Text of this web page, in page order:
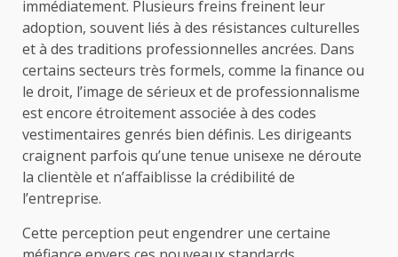
immédiatement. Plusieurs freins freinent leur
adoption, souvent liés à des résistances culturelles
et à des traditions professionnelles ancrées. Dans
certains secteurs très formels, comme la finance ou
le droit, l’image de sérieux et de professionnalisme
est encore étroitement associée à des codes
vestimentaires genrés bien définis. Les dirigeants
craignent parfois qu’une tenue unisexe ne déroute
la clientèle et n’affaiblisse la crédibilité de
l’entreprise.
Cette perception peut engendrer une certaine